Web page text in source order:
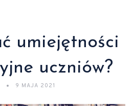
umiejętności
uczniów?
9 MAJA 2021